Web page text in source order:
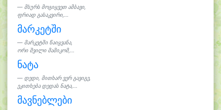
მსურს მოგიყვეთ ამბავი,
ფრიად გასაკვირი,...
მარკეტში
მარკეტში წაიყვანა,
ორი შვილი მამიკომ,...
ნატა
დედი, მითხარ ვერ გავიგე,
ეკითხება დედას ნატა,...
მავნებლები